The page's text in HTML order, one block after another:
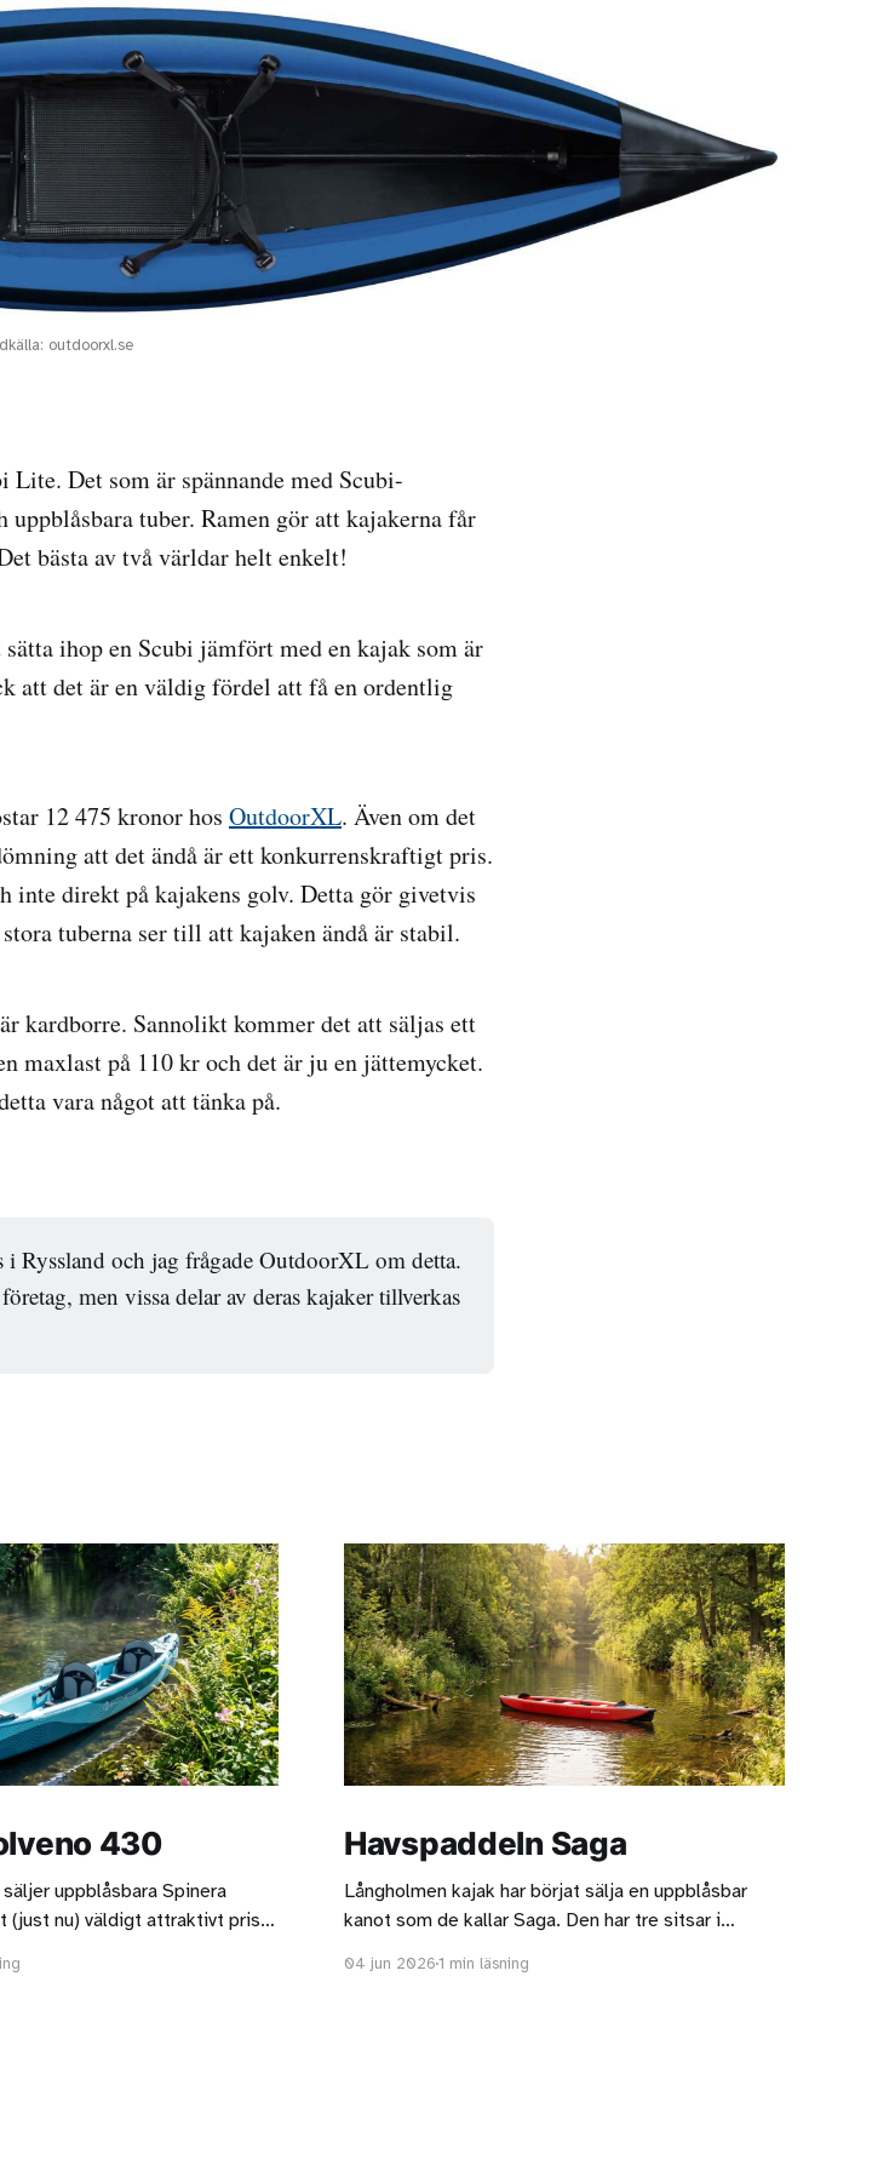
outdoorxl.se
Det som är spännande med Scubi-
uppblåsbara tuber. Ramen gör att kajakerna får
bästa av två världar helt enkelt!
ihop en Scubi jämfört med en kajak som är
att det är en väldig fördel att få en ordentlig
12 475 kronor hos OutdoorXL. Även om det
att det ändå är ett konkurrenskraftigt pris.
direkt på kajakens golv. Detta gör givetvis
tuberna ser till att kajaken ändå är stabil.
kardborre. Sannolikt kommer det att säljas ett
på 110 kr och det är ju en jättemycket.
vara något att tänka på.
Ryssland och jag frågade OutdoorXL om detta.
men vissa delar av deras kajaker tillverkas
430
uppblåsbara Spinera
(just nu) väldigt attraktivt pris.
gör den här modellen ganska
Havspaddeln Saga
Långholmen kajak har börjat sälja en uppblåsbar
kanot som de kallar Saga. Den har tre sitsar i
mest lämpligt om man dessutom vill ha med sig
04 jun 20261 min läsning